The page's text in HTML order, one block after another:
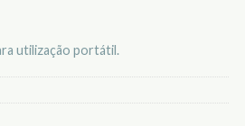
utilização portátil.